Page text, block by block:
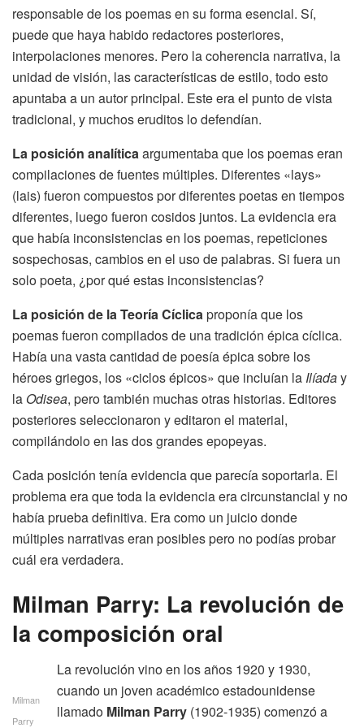
responsable de los poemas en su forma esencial. Sí,
puede que haya habido redactores posteriores,
interpolaciones menores. Pero la coherencia narrativa, la
unidad de visión, las características de estilo, todo esto
apuntaba a un autor principal. Este era el punto de vista
tradicional, y muchos eruditos lo defendían.
La posición analíticaargumentaba que los poemas eran
compilaciones de fuentes múltiples. Diferentes «lays»
(lais) fueron compuestos por diferentes poetas en tiempos
diferentes, luego fueron cosidos juntos. La evidencia era
que había inconsistencias en los poemas, repeticiones
sospechosas, cambios en el uso de palabras. Si fuera un
solo poeta, ¿por qué estas inconsistencias?
La posición de la Teoría Cíclicaproponía que los
poemas fueron compilados de una tradición épica cíclica.
Había una vasta cantidad de poesía épica sobre los
héroes griegos, los «ciclos épicos» que incluían la Ilíaday
la Odisea, pero también muchas otras historias. Editores
posteriores seleccionaron y editaron el material,
compilándolo en las dos grandes epopeyas.
Cada posición tenía evidencia que parecía soportarla. El
problema era que toda la evidencia era circunstancial y no
había prueba definitiva. Era como un juicio donde
múltiples narrativas eran posibles pero no podías probar
cuál era verdadera.
Milman Parry: La revolución de
la composición oral
Milman
Parry
La revolución vino en los años 1920 y 1930,
cuando un joven académico estadounidense
llamado Milman Parry (1902-1935) comenzó a